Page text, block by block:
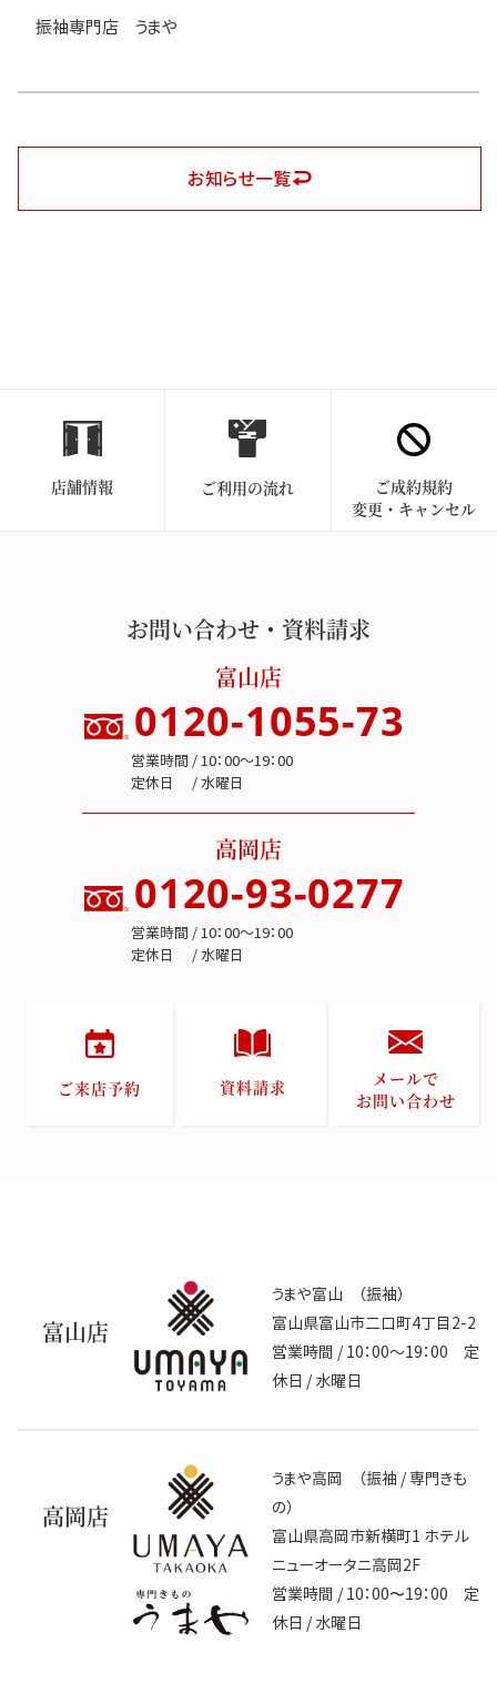
振袖専門店 うまや
お知らせ一覧
店舗情報 ご利用の流れ
ご成約規約
変更・キャンセル
お問い合わせ・資料請求
富山店
0120-1055-73
営業時間 / 10：00～19：00
定休日 / 水曜日
高岡店
0120-93-0277
営業時間 / 10：00～19：00
定休日 / 水曜日
ご来店予約 資料請求
メールで
お問い合わせ
富山店
うまや富山 （振袖）
富山県富山市二口町4丁目2-2
営業時間 / 10：00～19：00 定
休日 / 水曜日
高岡店
うまや高岡 （振袖 / 専門きも
の）
富山県高岡市新横町1 ホテル
ニューオータニ高岡2F
営業時間 / 10：00〜19：00 定
休日 / 水曜日